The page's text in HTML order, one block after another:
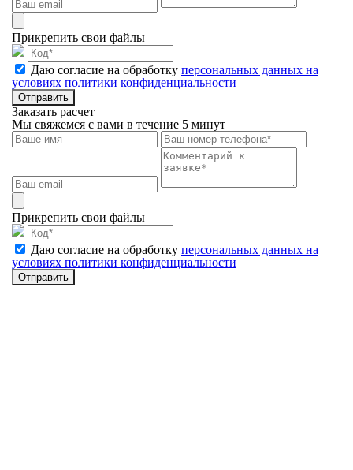
Прикрепить свои файлы
Даю согласие на обработку персональных данных на
условиях политики конфиденциальности
Отправить
Заказать расчет
Мы свяжемся с вами в течение 5 минут
Прикрепить свои файлы
Даю согласие на обработку персональных данных на
условиях политики конфиденциальности
Отправить